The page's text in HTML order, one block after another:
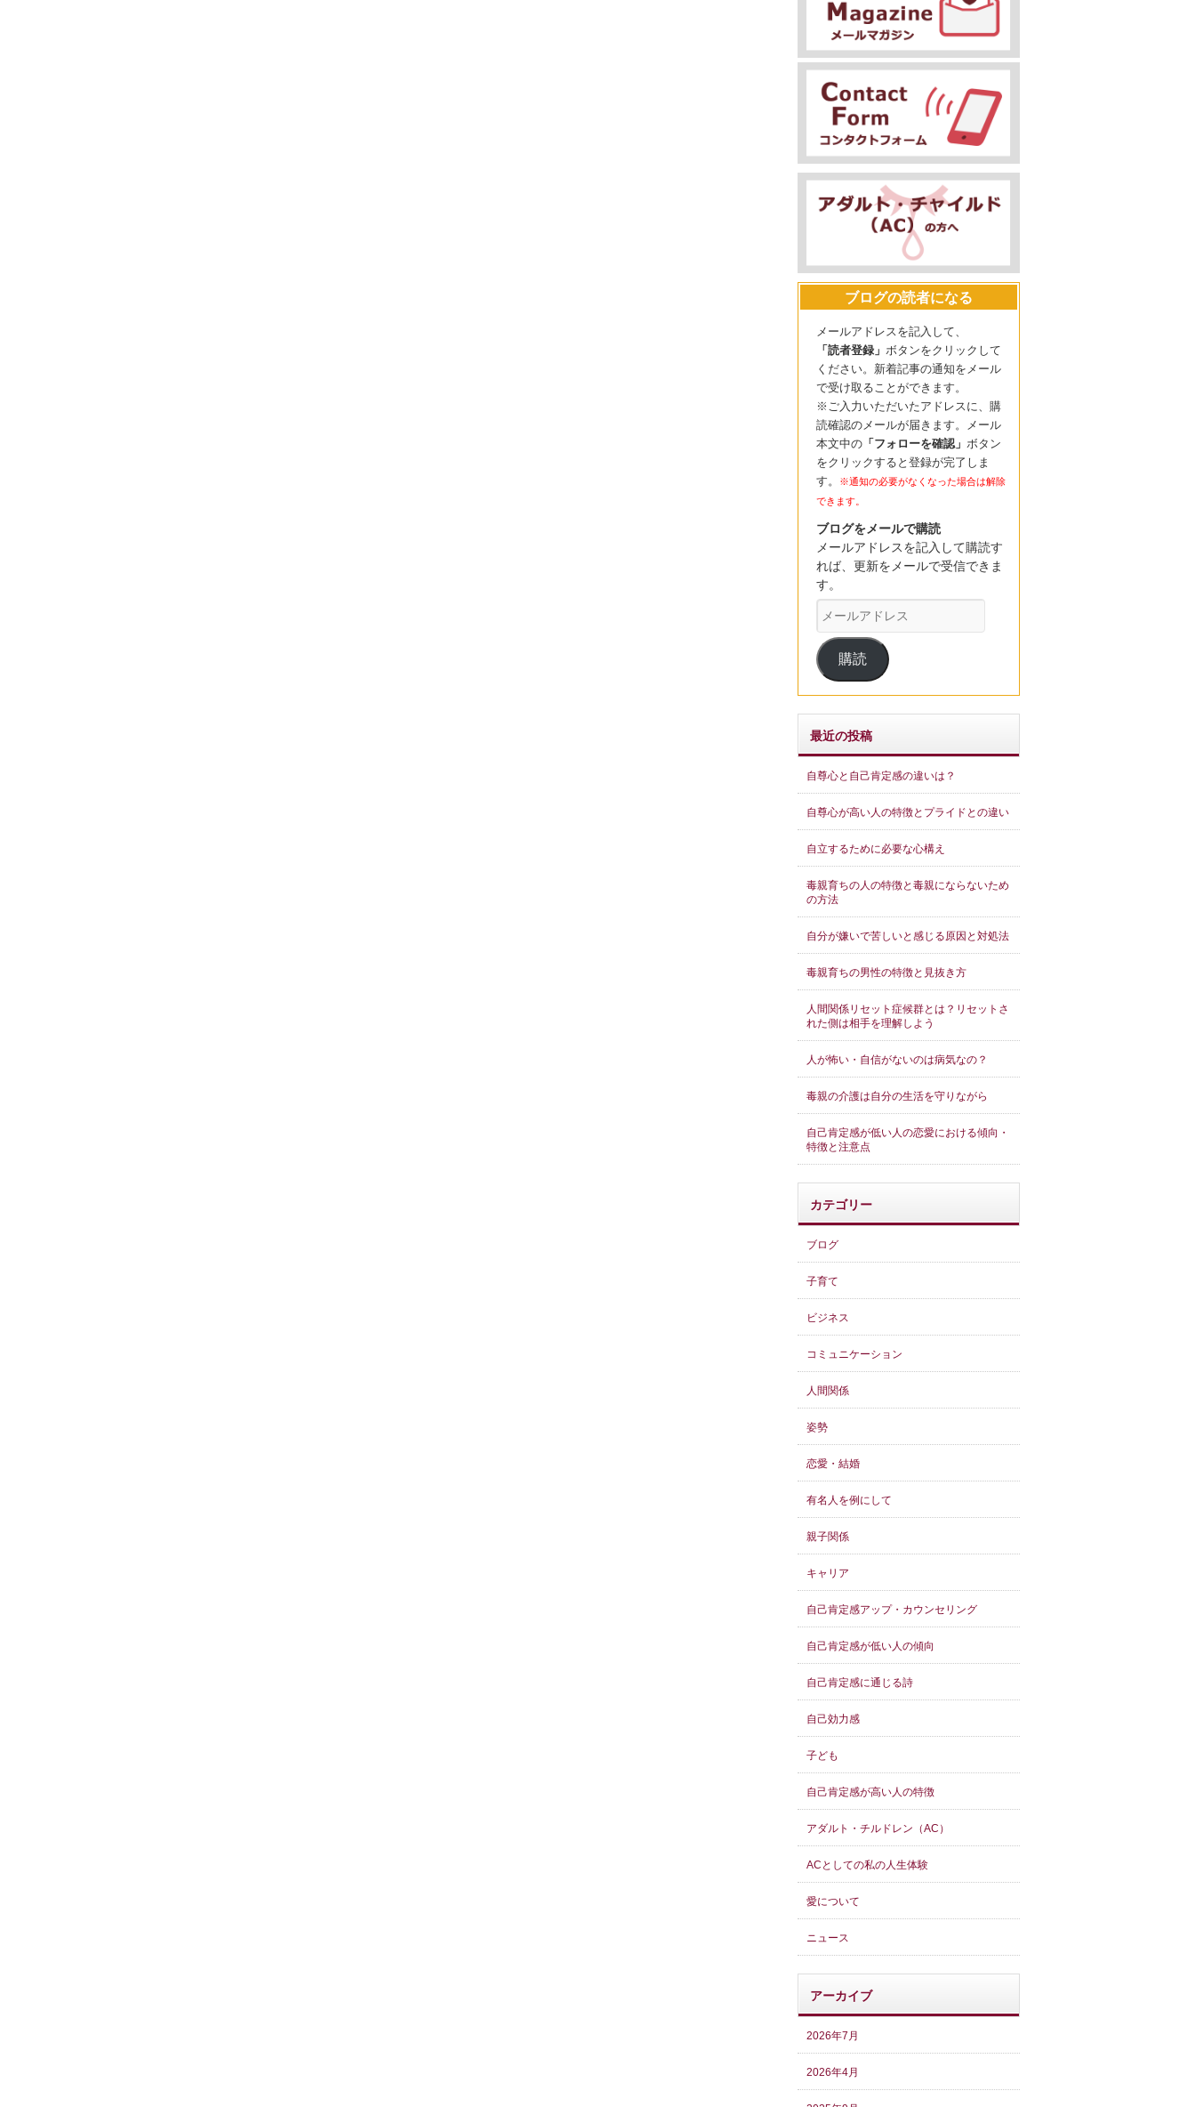
ブログの読者になる
メールアドレスを記入して、
「読者登録」 ボタンをクリックして
ください。新着記事の通知をメール
で受け取ることができます。
※ご入力いただいたアドレスに、購
読確認のメールが届きます。メール
本文中の 「フォローを確認」 ボタン
をクリックすると登録が完了しま
す。
※通知の必要がなくなった場合は解除
できます。
ブログをメールで購読
メールアドレスを記入して購読す
れば、更新をメールで受信できま
す。
メ
ー
ル
ア
ド
レ
ス
購読
最近の投稿
自尊心と自己肯定感の違いは？
自尊心が高い人の特徴とプライドとの違い
自立するために必要な心構え
毒親育ちの人の特徴と毒親にならないため
の方法
自分が嫌いで苦しいと感じる原因と対処法
毒親育ちの男性の特徴と見抜き方
人間関係リセット症候群とは？リセットさ
れた側は相手を理解しよう
人が怖い・自信がないのは病気なの？
毒親の介護は自分の生活を守りながら
自己肯定感が低い人の恋愛における傾向・
特徴と注意点
カテゴリー
ブログ
子育て
ビジネス
コミュニケーション
人間関係
姿勢
恋愛・結婚
有名人を例にして
親子関係
キャリア
自己肯定感アップ・カウンセリング
自己肯定感が低い人の傾向
自己肯定感に通じる詩
自己効力感
子ども
自己肯定感が高い人の特徴
アダルト・チルドレン（AC）
ACとしての私の人生体験
愛について
ニュース
アーカイブ
2026年7月
2026年4月